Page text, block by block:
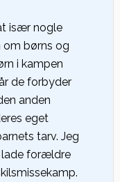
især nogle
om børns og
i kampen
de forbyder
anden
eget
tarv. Jeg
lade forældre